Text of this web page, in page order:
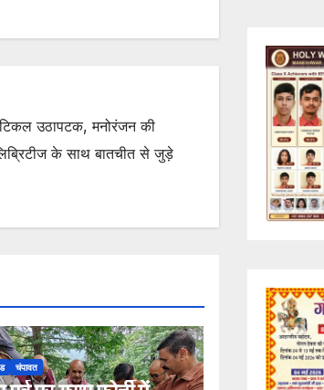
उठापटक, मनोरंजन की
के साथ बातचीत से जुड़े
चंपावत